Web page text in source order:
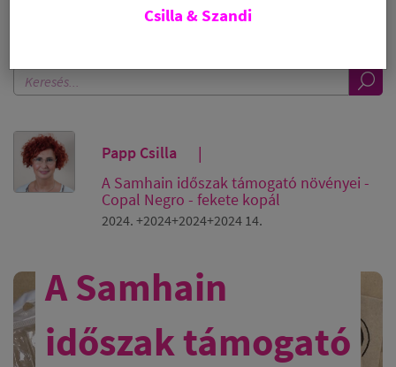
KERESÉS A BLOGBAN
Papp Csilla
A Samhain időszak támogató növényei -
Copal Negro - fekete kopál
2024. +2024+2024+2024 14.
A Samhain
időszak támogató
Csilla & Szandi